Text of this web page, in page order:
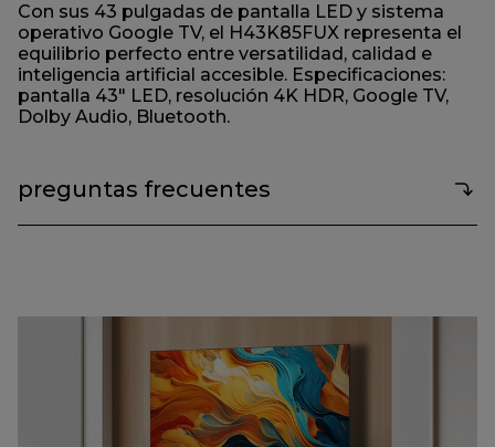
Con sus 43 pulgadas de pantalla LED y sistema
operativo Google TV, el H43K85FUX representa el
equilibrio perfecto entre versatilidad, calidad e
inteligencia artificial accesible. Especificaciones:
pantalla 43" LED, resolución 4K HDR, Google TV,
Dolby Audio, Bluetooth.
preguntas frecuentes